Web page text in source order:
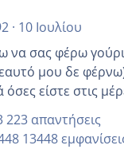
· 10 Ιουλίου
να σας φέρω
μου δε
είστε στις
223 απαντήσεις
13448